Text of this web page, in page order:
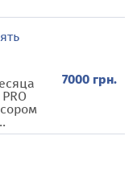
7000 грн.